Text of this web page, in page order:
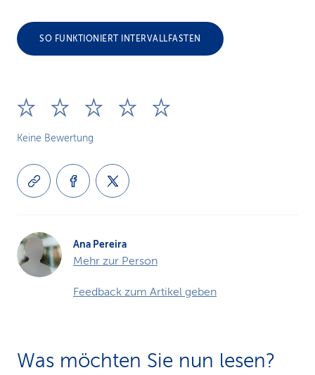
SO FUNKTIONIERT INTERVALLFASTEN
Keine Bewertung
Ana Pereira
Mehr zur Person
Feedback zum Artikel geben
Was möchten Sie nun lesen?